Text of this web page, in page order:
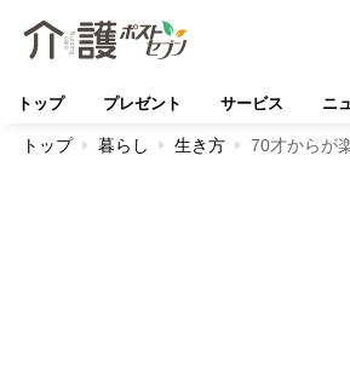
トップ プレゼント サービス ニ
トップ 暮らし 生き方 70才からが